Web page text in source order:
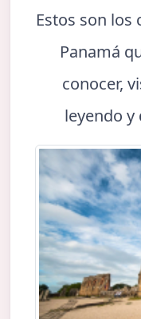
Estos son los
Panamá
conocer,
leyendo y